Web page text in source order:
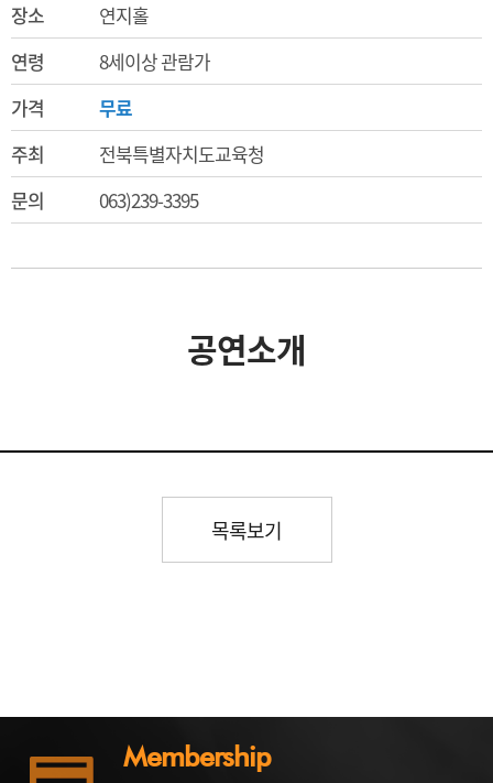
장소
연지홀
연령
8세이상 관람가
가격
무료
주최
전북특별자치도교육청
문의
063)239-3395
공연소개
목록보기
Membership